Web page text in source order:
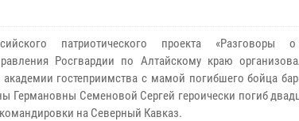
патриотического проекта «Разговоры
Росгвардии по Алтайскому краю
гостеприимства с мамой погибшего бойца
Германовны Семеновой Сергей героически погиб
на Северный Кавказ.